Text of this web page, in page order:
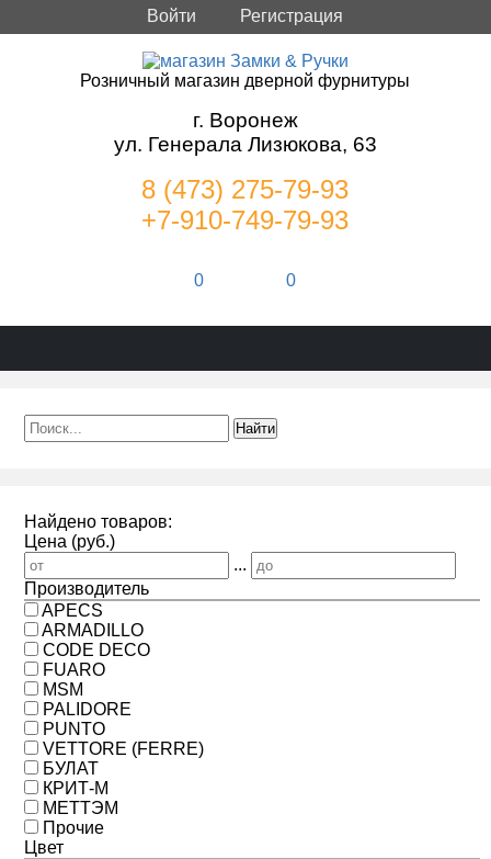
Войти Регистрация
Розничный магазин дверной фурнитуры
г. Воронеж
ул. Генерала Лизюкова, 63
8 (473) 275-79-93
+7-910-749-79-93
0 0
Найдено товаров:
Цена (руб.)
...
Производитель
APECS
ARMADILLO
CODE DECO
FUARO
MSM
PALIDORE
PUNTO
VETTORE (FERRE)
БУЛАТ
КРИТ-М
МЕТТЭМ
Прочие
Цвет